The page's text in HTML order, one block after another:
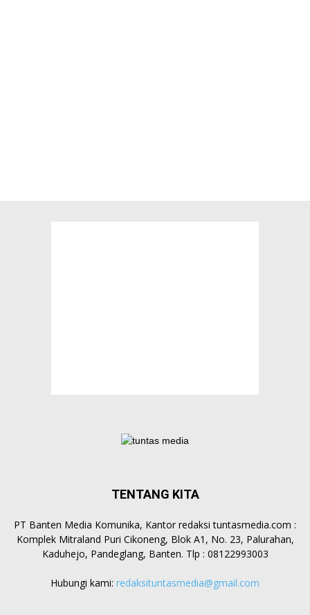
TENTANG KITA
PT Banten Media Komunika, Kantor redaksi tuntasmedia.com :
Komplek Mitraland Puri Cikoneng, Blok A1, No. 23, Palurahan,
Kaduhejo, Pandeglang, Banten. Tlp : 08122993003
Hubungi kami: redaksituntasmedia@gmail.com